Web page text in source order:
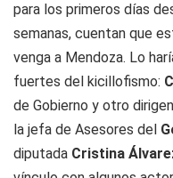
para los primeros días
semanas, cuentan que
venga a Mendoza. Lo
fuertes del kicillofismo:
de Gobierno y otro
la jefa de Asesores del
diputada Cristina